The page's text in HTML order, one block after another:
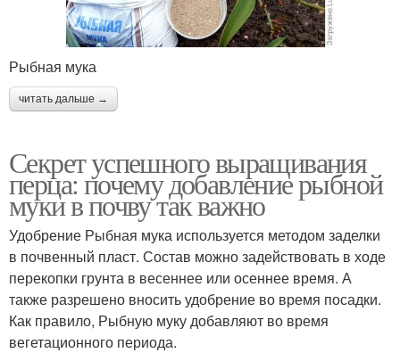
Рыбная мука
читать дальше →
Секрет успешного выращивания
перца: почему добавление рыбной
муки в почву так важно
Удобрение Рыбная мука используется методом заделки
в почвенный пласт. Состав можно задействовать в ходе
перекопки грунта в весеннее или осеннее время. А
также разрешено вносить удобрение во время посадки.
Как правило, Рыбную муку добавляют во время
вегетационного периода.